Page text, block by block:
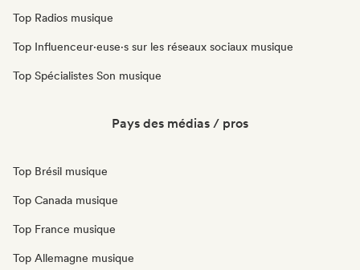
Top Radios musique
Top Influenceur·euse·s sur les réseaux sociaux musique
Top Spécialistes Son musique
Pays des médias / pros
Top Brésil musique
Top Canada musique
Top France musique
Top Allemagne musique